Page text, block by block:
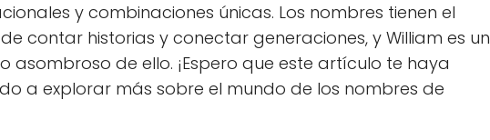
y combinaciones únicas. Los nombres tienen el
contar historias y conectar generaciones, y William es un
asombroso de ello. ¡Espero que este artículo te haya
a explorar más sobre el mundo de los nombres de